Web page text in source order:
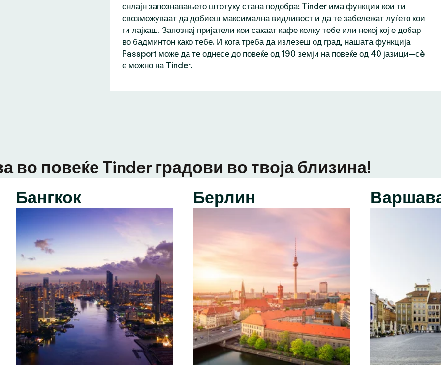
онлајн запознавањето штотуку стана подобра: Tinder има функции кои ти
овозможуваат да добиеш максимална видливост и да те забележат луѓето кои
ги лајкаш. Запознај пријатели кои сакаат кафе колку тебе или некој кој е добар
во бадминтон како тебе. И кога треба да излезеш од град, нашата функција
Passport може да те однесе до повеќе од 190 земји на повеќе од 40 јазици—сè
е можно на Tinder.
во повеќе Tinder градови во твоја близина!
Бангкок
Берлин